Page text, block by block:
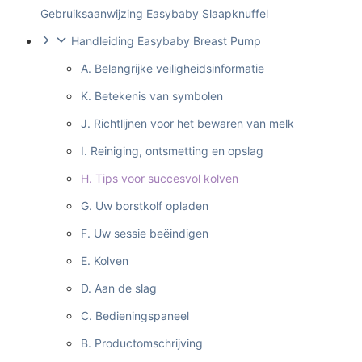
Gebruiksaanwijzing Easybaby Slaapknuffel
Handleiding Easybaby Breast Pump
A. Belangrijke veiligheidsinformatie
K. Betekenis van symbolen
J. Richtlijnen voor het bewaren van melk
I. Reiniging, ontsmetting en opslag
H. Tips voor succesvol kolven
G. Uw borstkolf opladen
F. Uw sessie beëindigen
E. Kolven
D. Aan de slag
C. Bedieningspaneel
B. Productomschrijving